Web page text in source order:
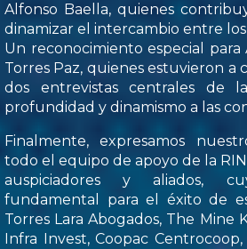
Alfonso Baella, quienes
dinamizar el intercambio entre los
Un reconocimiento especial para
Torres Paz, quienes estuvieron a
dos entrevistas centrales de
profundidad y dinamismo a las
Finalmente, expresamos
todo el equipo de apoyo de la
auspiciadores y aliados,
fundamental para el éxito de
Torres Lara Abogados, The Mine
Infra Invest, Coopac